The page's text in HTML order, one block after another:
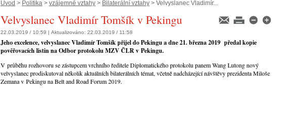
Úvod > Politika > vzájemné vztahy > Bilaterální vztahy > Velvyslanec Vladimír...
Velvyslanec Vladimír Tomšík v Pekingu
22.03.2019 / 10:59 | Aktualizováno: 22.03.2019 / 11:58
Jeho excelence, velvyslanec Vladimír Tomšík přijel do Pekingu a dne 21. března 2019 předal kopie
pověřovacích listin na Odbor protokolu MZV ČLR v Pekingu.
V průběhu rozhovoru se zástupcem vrchního ředitele Diplomatického protokolu panem Wang Lutong nový
velvyslanec prodiskutoval několik aktuálních bilaterálních témat, včetně nadcházející návštěvy prezidenta Miloše
Zemana v Pekingu na Belt and Road Forum 2019.